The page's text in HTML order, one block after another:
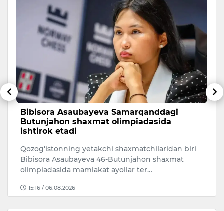
Bibisora Asaubayeva Samarqanddagi
Butunjahon shaxmat olimpiadasida
ishtirok etadi
Qozog‘istonning yetakchi shaxmatchilaridan biri
Bibisora Asaubayeva 46-Butunjahon shaxmat
olimpiadasida mamlakat ayollar ter…
15:16 / 06.08.2026